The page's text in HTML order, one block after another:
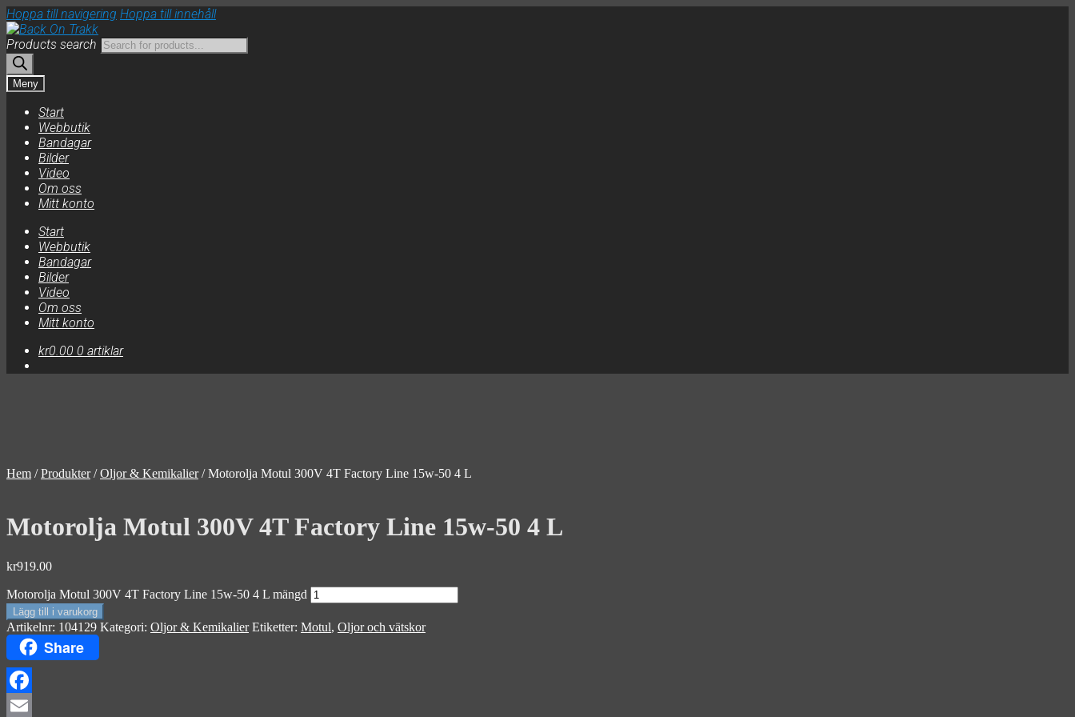
Hoppa till navigering Hoppa till innehåll
Products search
Meny
Start
Webbutik
Bandagar
Bilder
Video
Om oss
Mitt konto
Start
Webbutik
Bandagar
Bilder
Video
Om oss
Mitt konto
kr0.00 0 artiklar
Hem /Produkter/Oljor & Kemikalier/Motorolja Motul 300V 4T Factory Line 15w-50 4 L
Motorolja Motul 300V 4T Factory Line 15w-50 4 L
kr919.00
Motorolja Motul 300V 4T Factory Line 15w-50 4 L mängd
Lägg till i varukorg
Artikelnr: 104129 Kategori: Oljor & Kemikalier Etiketter: Motul, Oljor och vätskor
Share
Facebook